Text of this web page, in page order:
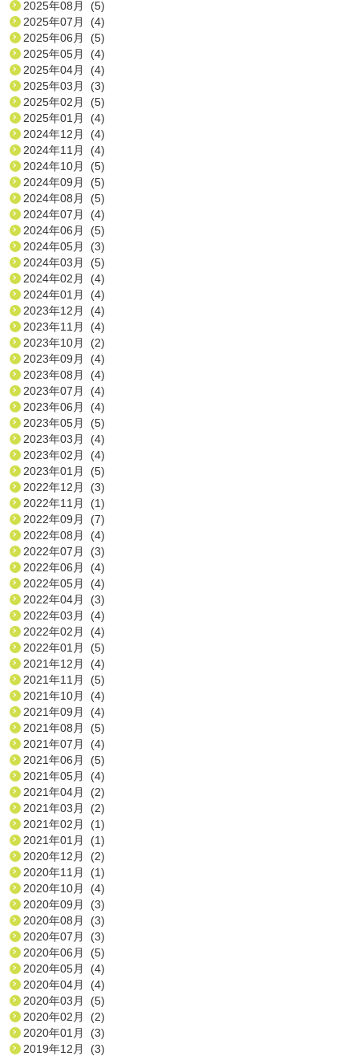
2025年08月 (5)
2025年07月 (4)
2025年06月 (5)
2025年05月 (4)
2025年04月 (4)
2025年03月 (3)
2025年02月 (5)
2025年01月 (4)
2024年12月 (4)
2024年11月 (4)
2024年10月 (5)
2024年09月 (5)
2024年08月 (5)
2024年07月 (4)
2024年06月 (5)
2024年05月 (3)
2024年03月 (5)
2024年02月 (4)
2024年01月 (4)
2023年12月 (4)
2023年11月 (4)
2023年10月 (2)
2023年09月 (4)
2023年08月 (4)
2023年07月 (4)
2023年06月 (4)
2023年05月 (5)
2023年03月 (4)
2023年02月 (4)
2023年01月 (5)
2022年12月 (3)
2022年11月 (1)
2022年09月 (7)
2022年08月 (4)
2022年07月 (3)
2022年06月 (4)
2022年05月 (4)
2022年04月 (3)
2022年03月 (4)
2022年02月 (4)
2022年01月 (5)
2021年12月 (4)
2021年11月 (5)
2021年10月 (4)
2021年09月 (4)
2021年08月 (5)
2021年07月 (4)
2021年06月 (5)
2021年05月 (4)
2021年04月 (2)
2021年03月 (2)
2021年02月 (1)
2021年01月 (1)
2020年12月 (2)
2020年11月 (1)
2020年10月 (4)
2020年09月 (3)
2020年08月 (3)
2020年07月 (3)
2020年06月 (5)
2020年05月 (4)
2020年04月 (4)
2020年03月 (5)
2020年02月 (2)
2020年01月 (3)
2019年12月 (3)